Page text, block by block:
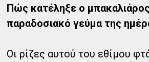
Πώς κατέληξε ο
παραδοσιακό γεύμα της
Οι ρίζες αυτού του εθίμου